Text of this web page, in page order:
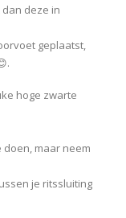
deze in
geplaatst,
hoge zwarte
maar neem
je ritssluiting